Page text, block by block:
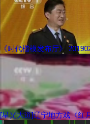
《时代楷模发布厅》
[星光大道]辽宁地方戏《红